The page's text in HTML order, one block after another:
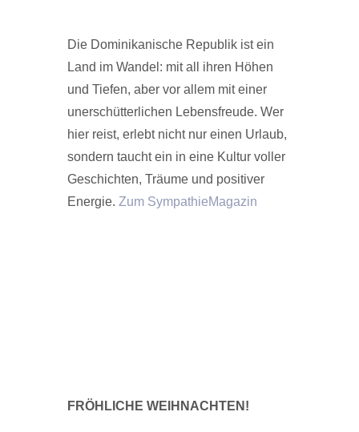
Die Dominikanische Republik ist ein
Land im Wandel: mit all ihren Höhen
und Tiefen, aber vor allem mit einer
unerschütterlichen Lebensfreude. Wer
hier reist, erlebt nicht nur einen Urlaub,
sondern taucht ein in eine Kultur voller
Geschichten, Träume und positiver
Energie. Zum SympathieMagazin
FRÖHLICHE WEIHNACHTEN!